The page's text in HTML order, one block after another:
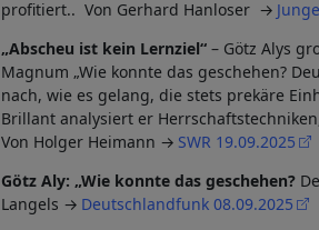
profitiert.. Von Gerhard Hanloser
„Abscheu ist kein Lernziel“ – Götz Alys
Magnum „Wie konnte das geschehen?
nach, wie es gelang, die stets prekäre
Brillant analysiert er
Von Holger Heimann
SWR 19.09.2025
Götz Aly: „Wie konnte das geschehen?
Langels
Deutschlandfunk 08.09.2025